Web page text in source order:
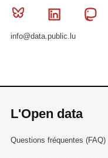
Bluesky Linkedin
info@data.public.lu
L'Open data
Questions fréquentes (FAQ)